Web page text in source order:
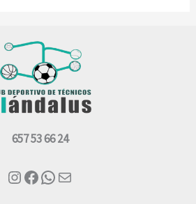
657 53 66 24
Instagram
Facebook
WhatsApp
Correo electrónico